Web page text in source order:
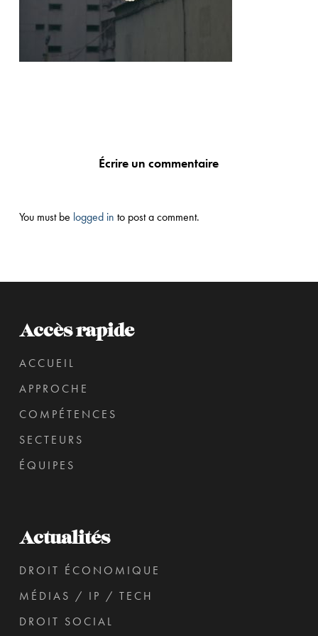
Écrire un commentaire
You must be logged in to post a comment.
Accès rapide
ACCUEIL
APPROCHE
COMPÉTENCES
SECTEURS
ÉQUIPES
Actualités
DROIT ÉCONOMIQUE
MÉDIAS / IP / TECH
DROIT SOCIAL